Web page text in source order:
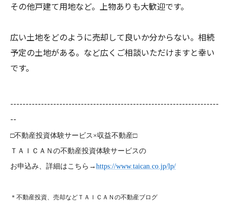
その他戸建て用地など。上物ありも大歓迎です。
広い土地をどのように売却して良いか分からない。相続
予定の土地がある。など広くご相談いただけますと幸い
です。
--------------------------------------------------------------------
--
□不動産投資体験サービス×収益不動産□
ＴＡＩＣＡＮの不動産投資体験サービスの
お申込み、詳細はこちら→ https://www.taican.co.jp/lp/
＊不動産投資、売却などＴＡＩＣＡＮの不動産ブログ